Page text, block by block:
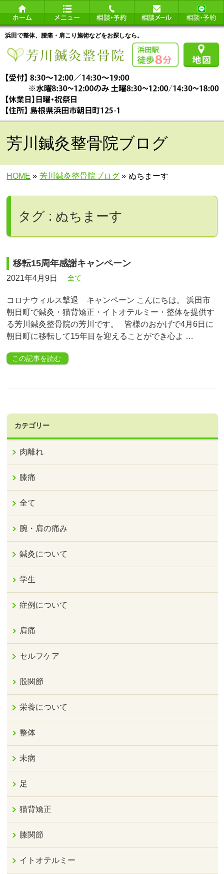
浜田で整体、腰痛・肩こり施術などをお探しなら。
芳川鍼灸整骨院ブログ
HOME » 芳川鍼灸整骨院ブログ » ぬちまーす
タグ : ぬちまーす
移転15周年感謝キャンペーン
2021年4月9日 全て
コロナウィルス撃退 キャンペーン こんにちは。 浜田市
朝日町で鍼灸・猫背矯正・イトオテルミー・整体を提供す
る芳川鍼灸整骨院の芳川です。 皆様のおかげで4月6日に
朝日町に移転して15年目を迎えることができ心よ …
この記事を読む
カテゴリー
肉離れ
膝痛
全て
腕・肩の痛み
鍼灸について
学生
症例について
肩痛
セルフケア
股関節
栄養について
整体
未病
足
猫背矯正
膝関節
イトオテルミー